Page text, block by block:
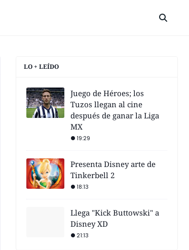
LO + LEÍDO
Juego de Héroes; los
Tuzos llegan al cine
después de ganar la Liga
MX
19:29
Presenta Disney arte de
Tinkerbell 2
18:13
Llega "Kick Buttowski" a
Disney XD
21:13